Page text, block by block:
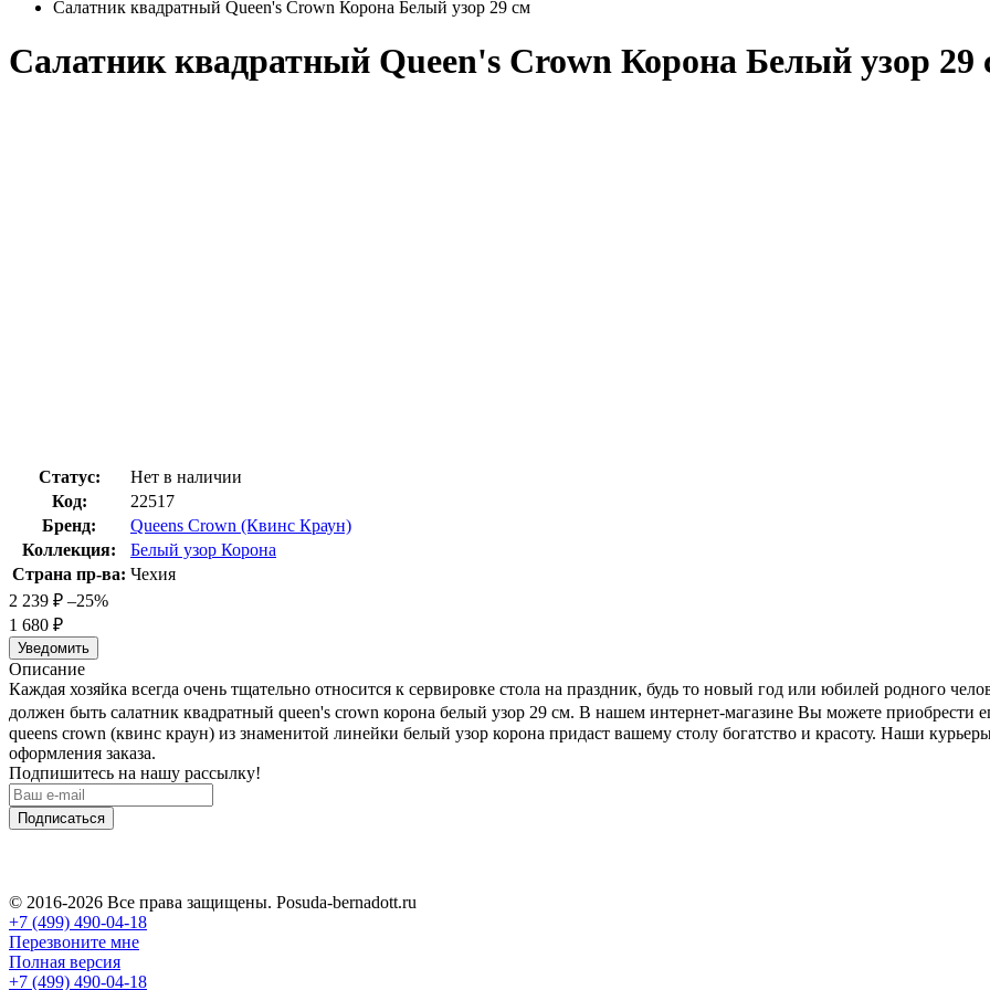
Салатник квадратный Queen's Crown Корона Белый узор 29 см
Салатник квадратный Queen's Crown Корона Белый узор 29
Статус:
Нет в наличии
Код:
22517
Бренд:
Queens Crown (Квинс Краун)
Коллекция:
Белый узор Корона
Страна пр-ва: Чехия
2 239 ₽ –25%
1 680 ₽
Уведомить
Описание
Каждая хозяйка всегда очень тщательно относится к сервировке стола на праздник, будь то новый год или юбилей родного
должен быть салатник квадратный queen's crown корона белый узор 29 см. В нашем интернет-магазине Вы можете приобрести
queens crown (квинс краун) из знаменитой линейки белый узор корона придаст вашему столу богатство и красоту. Наши
оформления заказа.
Подпишитесь на нашу рассылку!
Подписаться
© 2016-2026 Все права защищены. Posuda-bernadott.ru
+7 (499) 490-04-18
Перезвоните мне
Полная версия
+7 (499) 490-04-18